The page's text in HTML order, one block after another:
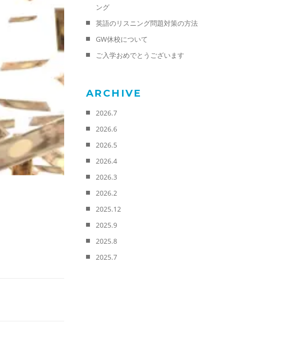
ング
英語のリスニング問題対策の方法
GW休校について
ご入学おめでとうございます
ARCHIVE
2026.7
2026.6
2026.5
2026.4
2026.3
2026.2
2025.12
2025.9
2025.8
2025.7